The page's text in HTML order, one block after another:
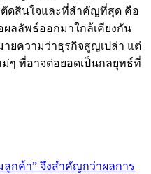
ดสินใจและที่สำคัญที่สุด คือ
ผลลัพธ์ออกมาใกล้เคียงกัน
ยความว่าธุรกิจสูญเปล่า แต่
ม่ๆ ที่อาจต่อยอดเป็นกลยุทธ์ที่
ลูกค้า” จึงสำคัญกว่าผลการ